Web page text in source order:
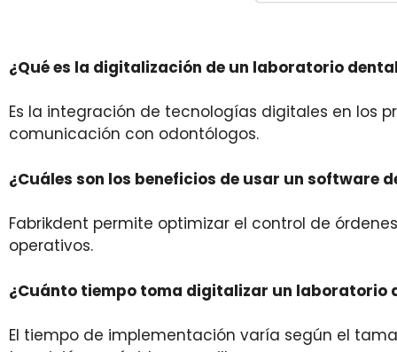
¿Qué es la digitalización de un laboratorio
Es la integración de tecnologías digitales en los
comunicación con odontólogos.
¿Cuáles son los beneficios de usar un software
Fabrikdent permite optimizar el control de
operativos.
¿Cuánto tiempo toma digitalizar un laboratorio
El tiempo de implementación varía según el